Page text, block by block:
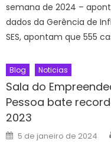
semana de 2024 –
dados da Gerência de
SES, apontam que 555
Blog Noticias
Sala do
Pessoa bate
2023
Posted
on
5 de janeiro de 2024